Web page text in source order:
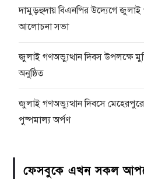
দামুড়হুদায় বিএনপির উদ্যেগে
আলোচনা সভা
জুলাই গণঅভ্যুত্থান দিবস উপলক্ষে
অনুষ্ঠিত
জুলাই গণঅভ্যুত্থান দিবসে
পুষ্পমাল্য অর্পণ
ফেসবুকে এখন সকল